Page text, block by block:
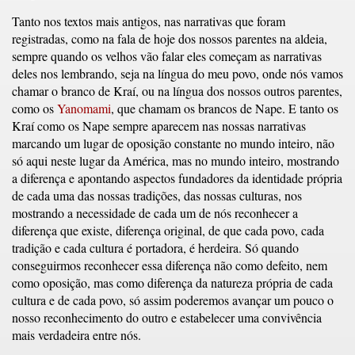
Tanto nos textos mais antigos, nas narrativas que foram
registradas, como na fala de hoje dos nossos parentes na aldeia,
sempre quando os velhos vão falar eles começam as narrativas
deles nos lembrando, seja na língua do meu povo, onde nós vamos
chamar o branco de Kraí, ou na língua dos nossos outros parentes,
como osYanomami, que chamam os brancos de Nape. E tanto os
Kraí como os Nape sempre aparecem nas nossas narrativas
marcando um lugar de oposição constante no mundo inteiro, não
só aqui neste lugar da América, mas no mundo inteiro, mostrando
a diferença e apontando aspectos fundadores da identidade própria
de cada uma das nossas tradições, das nossas culturas, nos
mostrando a necessidade de cada um de nós reconhecer a
diferença que existe, diferença original, de que cada povo, cada
tradição e cada cultura é portadora, é herdeira. Só quando
conseguirmos reconhecer essa diferença não como defeito, nem
como oposição, mas como diferença da natureza própria de cada
cultura e de cada povo, só assim poderemos avançar um pouco o
nosso reconhecimento do outro e estabelecer uma convivência
mais verdadeira entre nós.